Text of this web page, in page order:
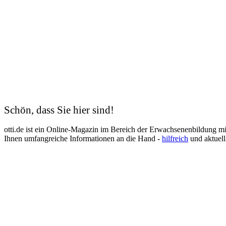
Schön, dass Sie hier sind!
otti.de ist ein Online-Magazin im Bereich der Erwachsenenbildung
Ihnen umfangreiche Informationen an die Hand - hilfreich und